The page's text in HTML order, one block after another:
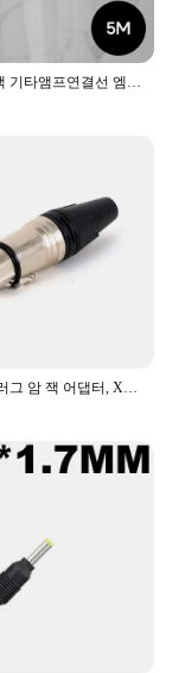
탁월한 55잭 기타앰프연결선 엠프 오디오케이블 잭 선 스테레오 단자 컴퓨터 마이크 헤드폰 스피커 DMB 음향 음성 커넥터
XLR 수 플러그 암 잭 어댑터, XLR 케이블 커넥터, 마이크, 마이크, 아연 합금 케이스, 실버 도금 핀 접점, 5 핀, 1 개